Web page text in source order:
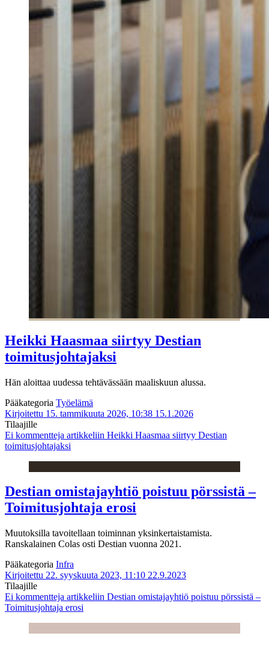
Heikki Haasmaa siirtyy Destian
toimitusjohtajaksi
Hän aloittaa uudessa tehtävässään maaliskuun alussa.
Pääkategoria Työelämä
Kirjoitettu 15. tammikuuta 2026, 10:38 15.1.2026
Tilaajille
Ei kommentteja artikkeliin Heikki Haasmaa siirtyy Destian
toimitusjohtajaksi
Destian omistajayhtiö poistuu pörssistä –
Toimitusjohtaja erosi
Muutoksilla tavoitellaan toiminnan yksinkertaistamista.
Ranskalainen Colas osti Destian vuonna 2021.
Pääkategoria Infra
Kirjoitettu 22. syyskuuta 2023, 11:10 22.9.2023
Tilaajille
Ei kommentteja artikkeliin Destian omistajayhtiö poistuu pörssistä –
Toimitusjohtaja erosi